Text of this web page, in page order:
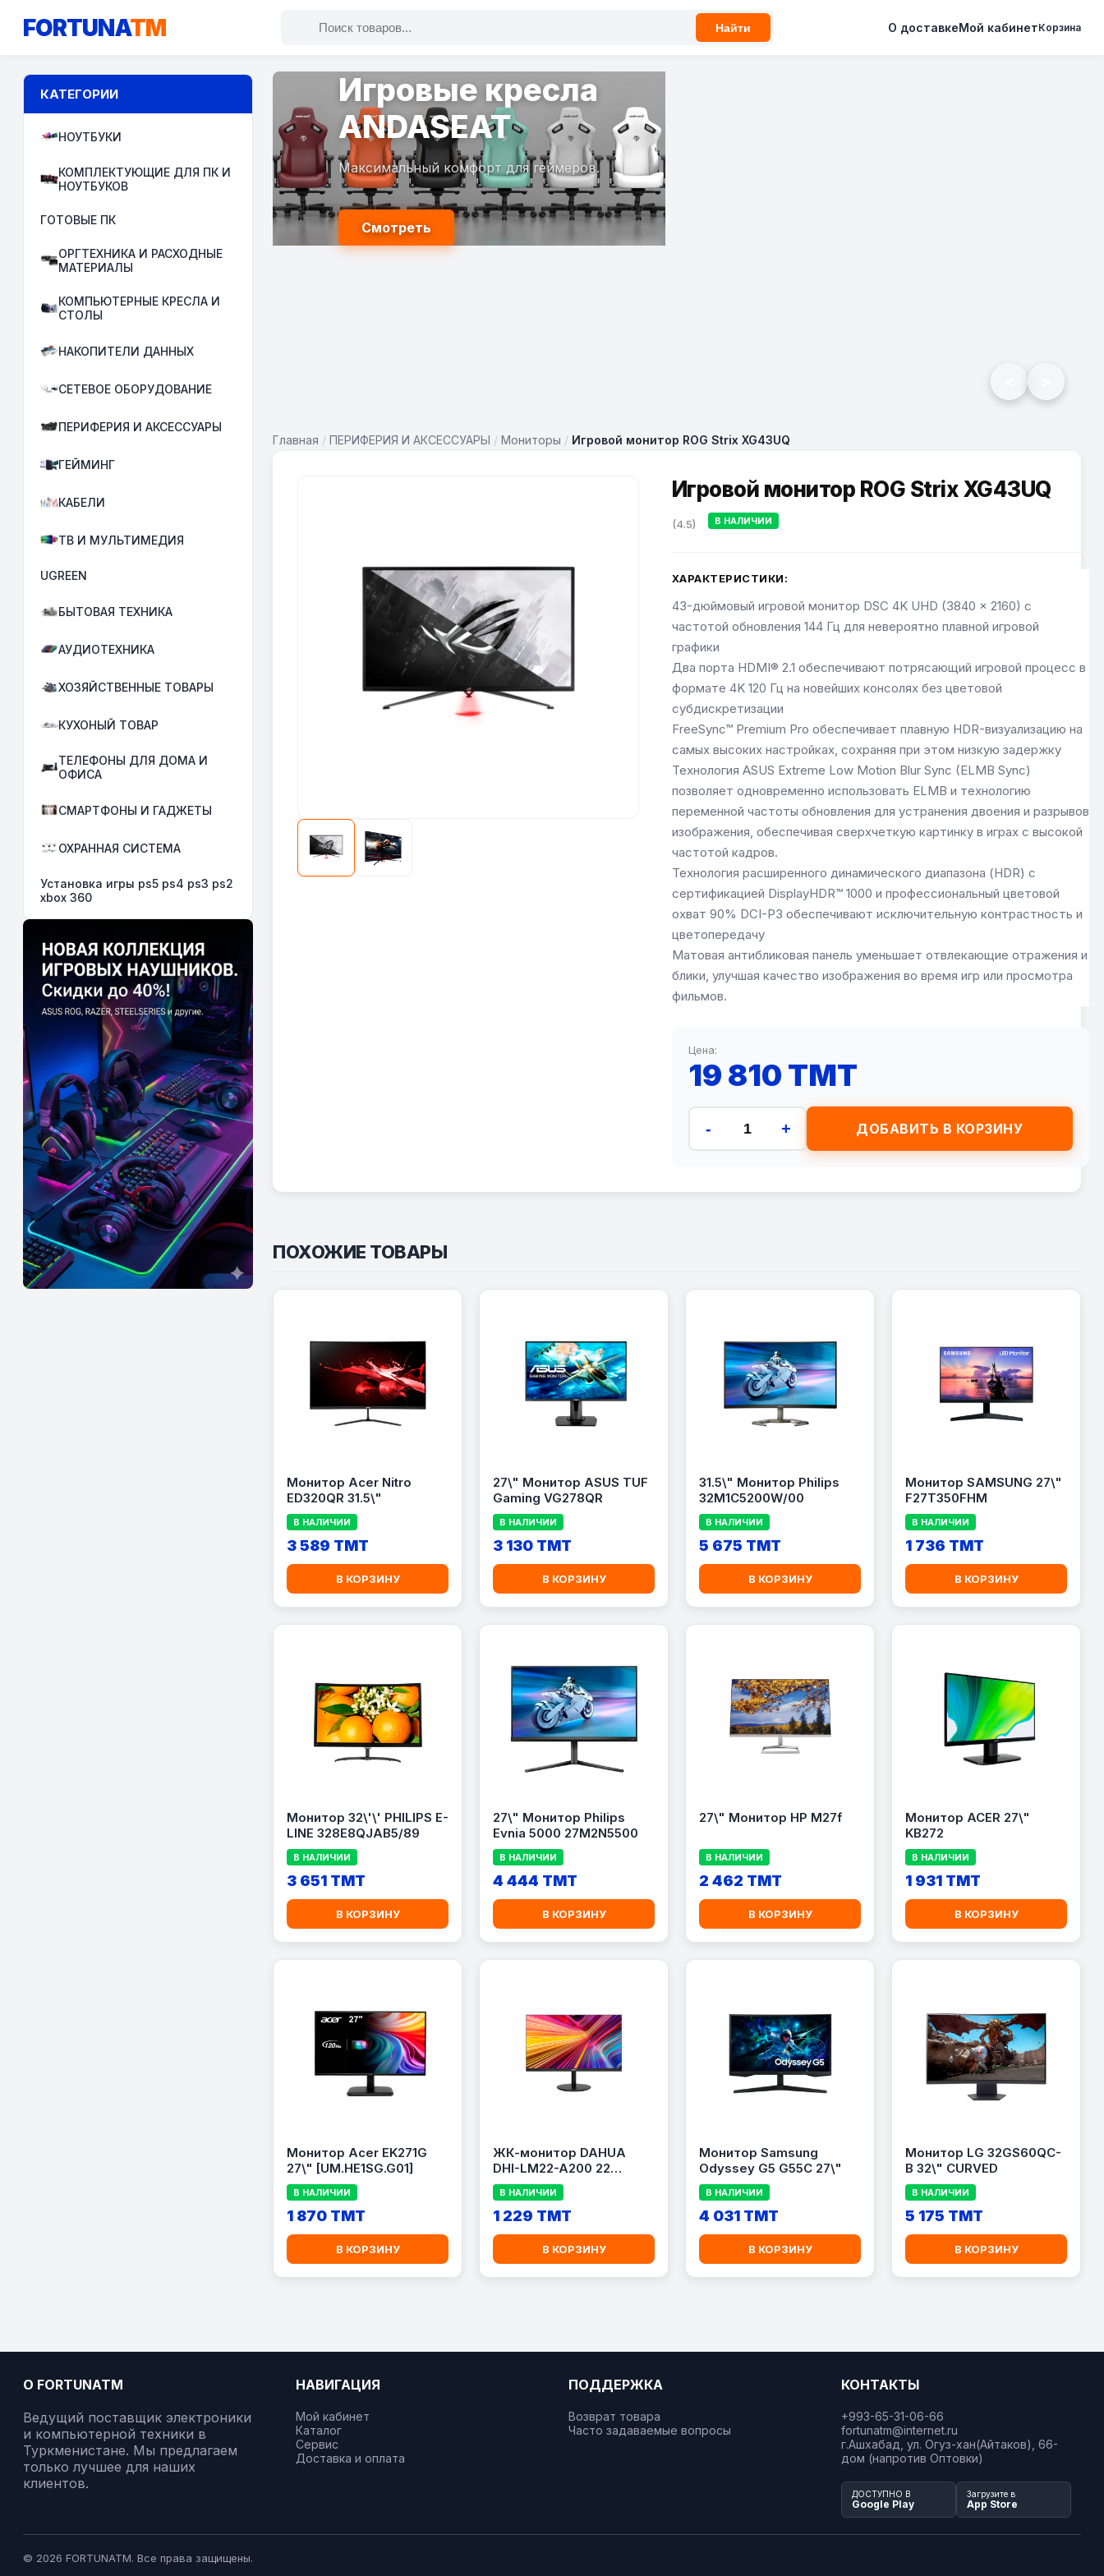
FORTUNATM Найти О доставкеМой кабинетКорзина
КАТЕГОРИИ
НОУТБУКИ
КОМПЛЕКТУЮЩИЕ ДЛЯ ПК И
НОУТБУКОВ
ГОТОВЫЕ ПК
ОРГТЕХНИКА И РАСХОДНЫЕ
МАТЕРИАЛЫ
КОМПЬЮТЕРНЫЕ КРЕСЛА И
СТОЛЫ
НАКОПИТЕЛИ ДАННЫХ
СЕТЕВОЕ ОБОРУДОВАНИЕ
ПЕРИФЕРИЯ И АКСЕССУАРЫ
ГЕЙМИНГ
КАБЕЛИ
ТВ И МУЛЬТИМЕДИЯ
UGREEN
БЫТОВАЯ ТЕХНИКА
АУДИОТЕХНИКА
ХОЗЯЙСТВЕННЫЕ ТОВАРЫ
КУХОНЫЙ ТОВАР
ТЕЛЕФОНЫ ДЛЯ ДОМА И
ОФИСА
СМАРТФОНЫ И ГАДЖЕТЫ
ОХРАННАЯ СИСТЕМА
Установка игры ps5 ps4 ps3 ps2
xbox 360
Игровые кресла
ANDASEAT
Максимальный комфорт для геймеров.
Смотреть
Главная / ПЕРИФЕРИЯ И АКСЕССУАРЫ / Мониторы / Игровой монитор ROG Strix XG43UQ
Игровой монитор ROG Strix XG43UQ
(4.5) В НАЛИЧИИ
ХАРАКТЕРИСТИКИ:
43-дюймовый игровой монитор DSC 4K UHD (3840 x 2160) с
частотой обновления 144 Гц для невероятно плавной игровой
графики
Два порта HDMI® 2.1 обеспечивают потрясающий игровой процесс в
формате 4K 120 Гц на новейших консолях без цветовой
субдискретизации
FreeSync™ Premium Pro обеспечивает плавную HDR-визуализацию на
самых высоких настройках, сохраняя при этом низкую задержку
Технология ASUS Extreme Low Motion Blur Sync (ELMB Sync)
позволяет одновременно использовать ELMB и технологию
переменной частоты обновления для устранения двоения и разрывов
изображения, обеспечивая сверхчеткую картинку в играх с высокой
частотой кадров.
Технология расширенного динамического диапазона (HDR) с
сертификацией DisplayHDR™ 1000 и профессиональный цветовой
охват 90% DCI-P3 обеспечивают исключительную контрастность и
цветопередачу
Матовая антибликовая панель уменьшает отвлекающие отражения и
блики, улучшая качество изображения во время игр или просмотра
фильмов.
Цена:
19 810 TMT
- + ДОБАВИТЬ В КОРЗИНУ
ПОХОЖИЕ ТОВАРЫ
Монитор Acer Nitro
ED320QR 31.5\"
В НАЛИЧИИ
3 589 TMT
В КОРЗИНУ
27\" Монитор ASUS TUF
Gaming VG278QR
В НАЛИЧИИ
3 130 TMT
В КОРЗИНУ
31.5\" Монитор Philips
32M1C5200W/00
В НАЛИЧИИ
5 675 TMT
В КОРЗИНУ
Монитор SAMSUNG 27\"
F27T350FHM
В НАЛИЧИИ
1 736 TMT
В КОРЗИНУ
Монитор 32\'\' PHILIPS E-
LINE 328E8QJAB5/89
В НАЛИЧИИ
3 651 TMT
В КОРЗИНУ
27\" Монитор Philips
Evnia 5000 27M2N5500
В НАЛИЧИИ
4 444 TMT
В КОРЗИНУ
27\" Монитор HP M27f
В НАЛИЧИИ
2 462 TMT
В КОРЗИНУ
Монитор ACER 27\"
KB272
В НАЛИЧИИ
1 931 TMT
В КОРЗИНУ
Монитор Acer EK271G
27\" [UM.HE1SG.G01]
В НАЛИЧИИ
1 870 TMT
В КОРЗИНУ
ЖК-монитор DAHUA
DHI-LM22-A200 22
дюйма
В НАЛИЧИИ
1 229 TMT
В КОРЗИНУ
Монитор Samsung
Odyssey G5 G55C 27\"
В НАЛИЧИИ
4 031 TMT
В КОРЗИНУ
Монитор LG 32GS60QC-
B 32\" CURVED
В НАЛИЧИИ
5 175 TMT
В КОРЗИНУ
О FORTUNATM
Ведущий поставщик электроники
и компьютерной техники в
Туркменистане. Мы предлагаем
только лучшее для наших
клиентов.
НАВИГАЦИЯ
Мой кабинет
Каталог
Сервис
Доставка и оплата
ПОДДЕРЖКА
Возврат товара
Часто задаваемые вопросы
КОНТАКТЫ
+993-65-31-06-66
fortunatm@internet.ru
г.Ашхабад, ул. Огуз-хан(Айтаков), 66-
дом (напротив Оптовки)
ДОСТУПНО В
Google Play
Загрузите в
App Store
© 2026 FORTUNATM. Все права защищены.